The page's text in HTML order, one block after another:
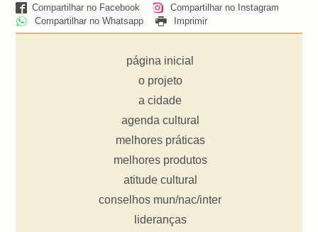
Compartilhar no Facebook
Compartilhar no Instagram
Compartilhar no Whatsapp
Imprimir
página inicial
o projeto
a cidade
agenda cultural
melhores práticas
melhores produtos
atitude cultural
conselhos mun/nac/inter
lideranças